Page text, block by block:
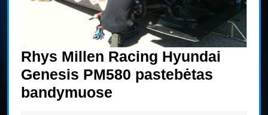
Rhys Millen Racing Hyundai
Genesis PM580 pastebėtas
bandymuose